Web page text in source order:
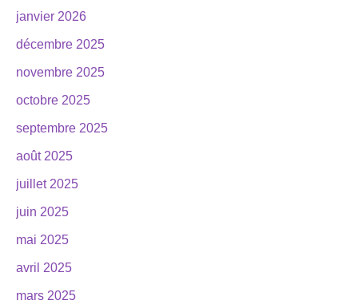
janvier 2026
décembre 2025
novembre 2025
octobre 2025
septembre 2025
août 2025
juillet 2025
juin 2025
mai 2025
avril 2025
mars 2025